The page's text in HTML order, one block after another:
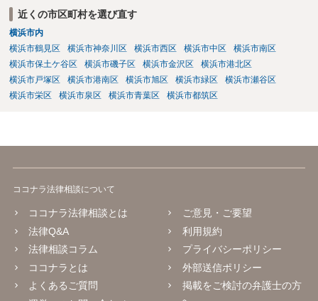
近くの市区町村を選び直す
横浜市内
横浜市鶴見区
横浜市神奈川区 横浜市西区 横浜市中区
横浜市南区
横浜市保土ケ谷区
横浜市磯子区 横浜市金沢区
横浜市港北区
横浜市戸塚区
横浜市港南区 横浜市旭区 横浜市緑区
横浜市瀬谷区
横浜市栄区
横浜市泉区 横浜市青葉区 横浜市都筑区
ココナラ法律相談について
ココナラ法律相談とは
法律Q&A
法律相談コラム
ココナラとは
よくあるご質問
ご意見・ご要望
利用規約
プライバシーポリシー
外部送信ポリシー
掲載をご検討の弁護士の方